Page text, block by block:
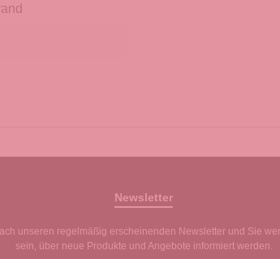
Newsletter
unseren regelmäßig erscheinenden Newsletter und Sie
sein, über neue Produkte und Angebote informiert werden.